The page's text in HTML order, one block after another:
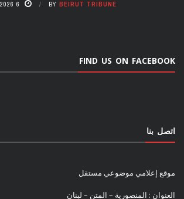
BY BEIRUT TRIBUNE 6 AUGUST، 2026
FIND US ON FACEBOOK
اتصل بنا
موقع إعلامي موضوعي مستقل
العنوان : المنصورية – المتن – لبنان